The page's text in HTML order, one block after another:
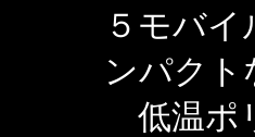
５モバ
ンパクト
低温ポ